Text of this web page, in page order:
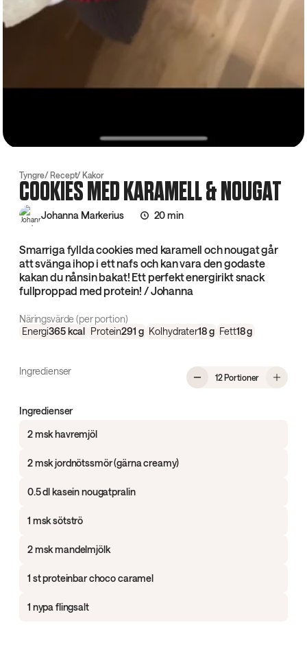
Tyngre Recept Kakor
COOKIES MED KARAMELL & NOUGAT
Johanna Markerius 20 min
Smarriga fyllda cookies med karamell och nougat går
att svänga ihop i ett nafs och kan vara den godaste
kakan du nånsin bakat! Ett perfekt energirikt snack
fullproppad med protein! / Johanna
Näringsvärde (per portion)
Energi365kcal Protein291 g Kolhydrater18g Fett18g
Ingredienser
12 Portioner, Cookies
Ingredienser
2 msk havremjöl
2 msk jordnötssmör (gärna creamy)
0.5 dl kasein nougatpralin
1 msk sötströ
2 msk mandelmjölk
1 st proteinbar choco caramel
1 nypa flingsalt